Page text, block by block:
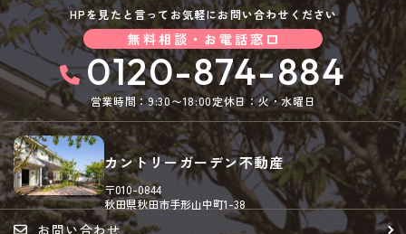
HPを見たと言ってお気軽にお問い合わせください
無料相談・お電話窓口
0120-874-884
営業時間：9:30〜18:00定休日：火・水曜日
カントリーガーデン不動産
〒010-0844
秋田県秋田市手形山中町1-38
お問い合わせ